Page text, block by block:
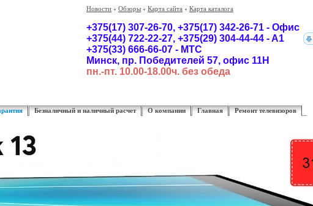
Новости Обзоры Карта сайта Карта каталога
+375(17) 307-26-70, +375(17) 342-26-71 - Офис
+375(44) 722-22-27, +375(29) 304-44-44 - A1
+375(33) 666-66-07 - MTC
Минск, пр. Победителей 57, офис 11Н
пн.-пт. 10.00-18.00ч. без обеда
Безналичный и наличный расчет О компании Главная Ремонт телевизоров